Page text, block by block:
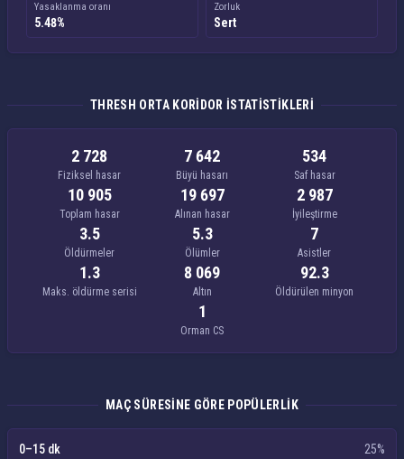
Yasaklanma oranı
5.48%
Zorluk
Sert
THRESH ORTA KORIDOR ISTATISTIKLERI
2 728
Fiziksel hasar
7 642
Büyü hasarı
534
Saf hasar
10 905
Toplam hasar
19 697
Alınan hasar
2 987
İyileştirme
3.5
Öldürmeler
5.3
Ölümler
7
Asistler
1.3
Maks. öldürme serisi
8 069
Altın
92.3
Öldürülen minyon
1
Orman CS
MAÇ SÜRESINE GÖRE POPÜLERLIK
0–15 dk
25%